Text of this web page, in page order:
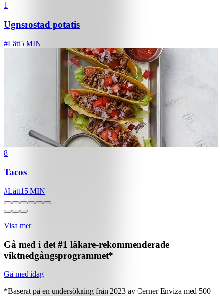
1
Ugnsrostad potatis
#Lätt5 MIN
8
Tacos
#Lätt15 MIN
Visa mer
Gå med i det #1 läkare-rekommenderade
viktnedgångsprogrammet*
Gå med idag
*Baserat på en undersökning från 2023 av Cerner Enviza med 500